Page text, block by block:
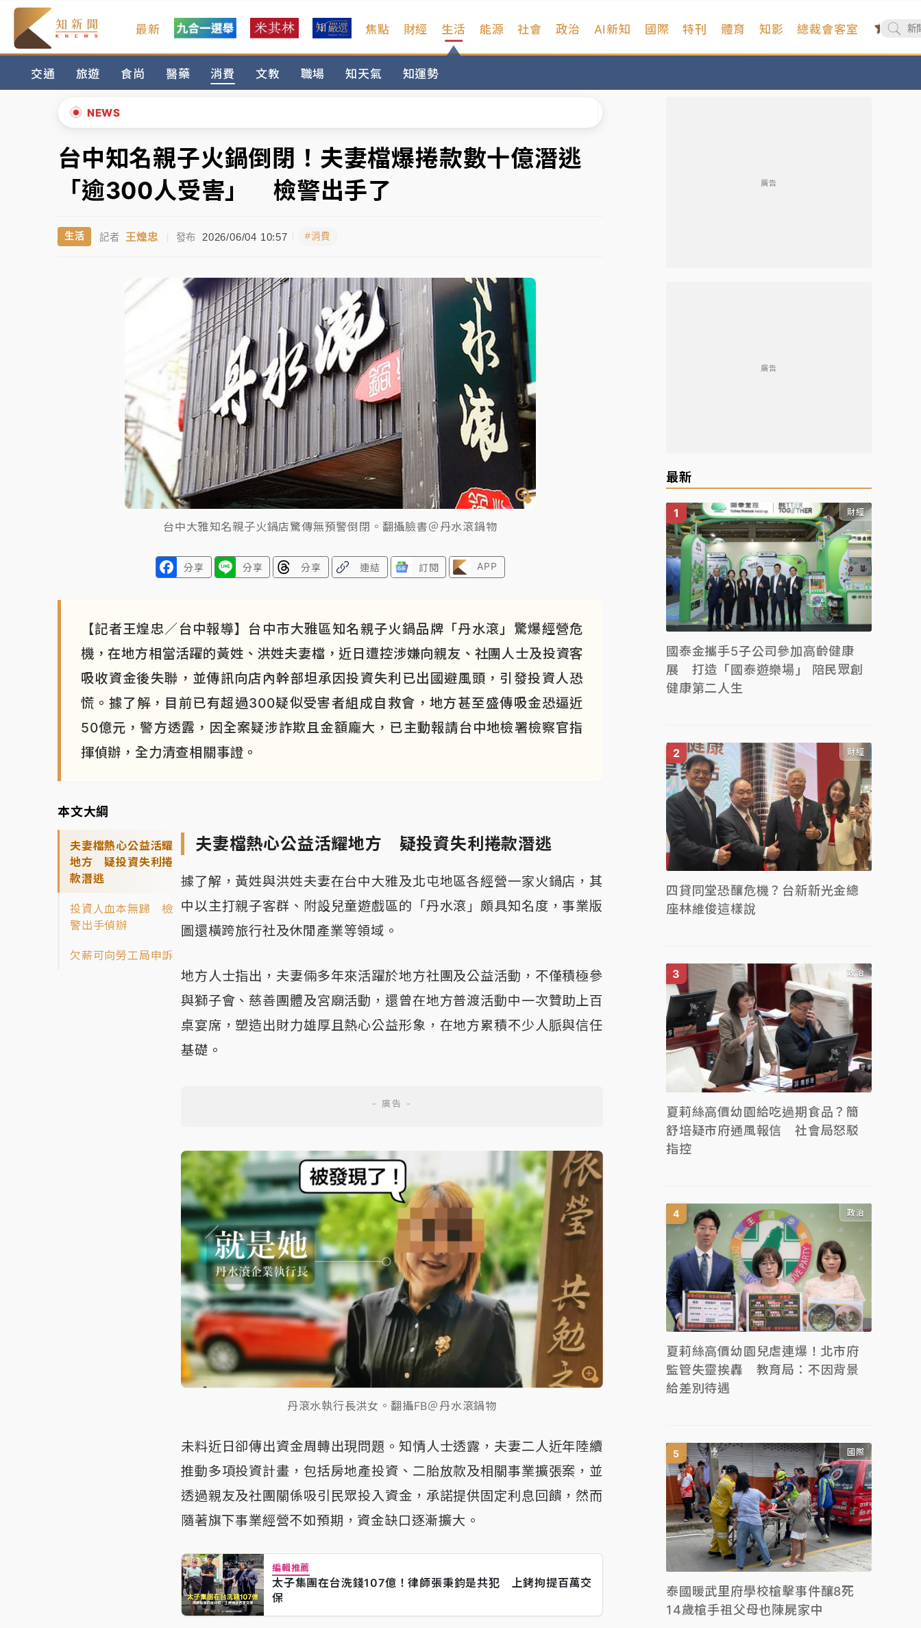
最新 焦點 財經 生活
交通 旅遊 食尚 醫藥 消費 文教 職場 知天氣 知運勢
能源 社會 政治 AI新知 國際 特刊 體育 知影 總裁會客室
NEWS
暑假過三周才推「E宿新北打卡趣」！抽獎程序複雜 觀旅局回應了
中信慈善基金會想增加董事人數！辜仲諒向法院聲請遭駁 理由曝光
故宮《龍藏經》特展第2檔！今線上預約開賣一度塞車 周六起展出延長至晚上7時
台東農業處長涉圖利渡假村！東檢抗告成功 今重開羈押庭
女律師陳昱瑄詐慈濟10億！黃金158kg遭查扣畫面曝光
中信慈善基金會想增加董事人數！辜仲諒向法院聲請遭駁 理由曝光
故宮《龍藏經》特展第2檔！今線上預約開賣一度塞車 周六起展出延長至晚上7時
台東農業處長涉圖利渡假村！東檢抗告成功 今重開羈押庭
父親節泡湯了！中颱白海豚雨彈轟3天 「紅到發紫」降雨熱區曝
▲
▼
台中知名親子火鍋倒閉！夫妻檔爆捲款數十億潛逃
「逾300人受害」 檢警出手了
生活 記者 王煌忠 | 發布 2026/06/04 10:57 #消費
台中大雅知名親子火鍋店驚傳無預警倒閉。翻攝臉書＠丹水滾鍋物
分享 分享 分享 連結 訂閱 APP
【記者王煌忠／台中報導】台中市大雅區知名親子火鍋品牌「丹水滾」驚爆經營危
機，在地方相當活躍的黃姓、洪姓夫妻檔，近日遭控涉嫌向親友、社團人士及投資客
吸收資金後失聯，並傳訊向店內幹部坦承因投資失利已出國避風頭，引發投資人恐
慌。據了解，目前已有超過300疑似受害者組成自救會，地方甚至盛傳吸金恐逼近
50億元，警方透露，因全案疑涉詐欺且金額龐大，已主動報請台中地檢署檢察官指
揮偵辦，全力清查相關事證。
本文大綱
夫妻檔熱心公益活耀
地方 疑投資失利捲
款潛逃
投資人血本無歸 檢
警出手偵辦
欠薪可向勞工局申訴
夫妻檔熱心公益活耀地方 疑投資失利捲款潛逃
據了解，黃姓與洪姓夫妻在台中大雅及北屯地區各經營一家火鍋店，其
中以主打親子客群、附設兒童遊戲區的「丹水滾」頗具知名度，事業版
圖還橫跨旅行社及休閒產業等領域。
地方人士指出，夫妻倆多年來活躍於地方社團及公益活動，不僅積極參
與獅子會、慈善團體及宮廟活動，還曾在地方普渡活動中一次贊助上百
桌宴席，塑造出財力雄厚且熱心公益形象，在地方累積不少人脈與信任
基礎。
丹滾水執行長洪女。翻攝FB＠丹水滾鍋物
未料近日卻傳出資金周轉出現問題。知情人士透露，夫妻二人近年陸續
推動多項投資計畫，包括房地產投資、二胎放款及相關事業擴張案，並
透過親友及社團關係吸引民眾投入資金，承諾提供固定利息回饋，然而
隨著旗下事業經營不如預期，資金缺口逐漸擴大。
編輯推薦
太子集團在台洗錢107億！律師張秉鈞是共犯 上銬拘提百萬交
保
廣告
廣告
最新
財經
國泰金攜手5子公司參加高齡健康
展 打造「國泰遊樂場」 陪民眾創
健康第二人生
財經
四貸同堂恐釀危機？台新新光金總
座林維俊這樣說
政治
夏莉絲高價幼園給吃過期食品？簡
舒培疑市府通風報信 社會局怒駁
指控
政治
夏莉絲高價幼園兒虐連爆！北市府
監管失靈挨轟 教育局：不因背景
給差別待遇
國際
泰國暖武里府學校槍擊事件釀8死
14歲槍手祖父母也陳屍家中